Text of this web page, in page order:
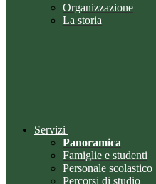
Organizzazione
La storia
Servizi
Panoramica
Famiglie e studenti
Personale scolastico
Percorsi di studio